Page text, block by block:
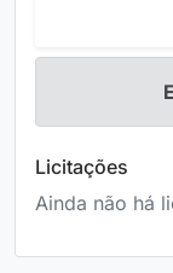
Licitações
Ainda não há